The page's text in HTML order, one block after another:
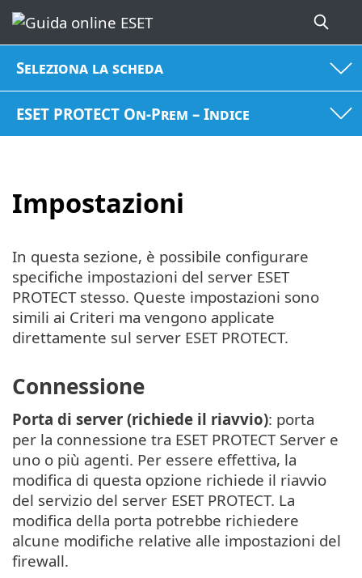
Seleziona la scheda
ESET PROTECT On-Prem – Indice
Impostazioni
In questa sezione, è possibile configurare
specifiche impostazioni del server ESET
PROTECT stesso. Queste impostazioni sono
simili ai Criteri ma vengono applicate
direttamente sul server ESET PROTECT.
Connessione
Porta di server (richiede il riavvio): porta
per la connessione tra ESET PROTECT Server e
uno o più agenti. Per essere effettiva, la
modifica di questa opzione richiede il riavvio
del servizio del server ESET PROTECT. La
modifica della porta potrebbe richiedere
alcune modifiche relative alle impostazioni del
firewall.